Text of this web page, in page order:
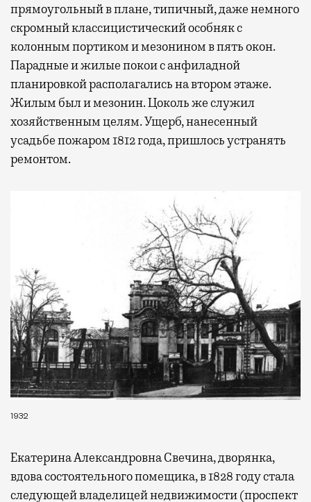
прямоугольный в плане, типичный, даже немного
скромный классицистический особняк с
колонным портиком и мезонином в пять окон.
Парадные и жилые покои с анфиладной
планировкой располагались на втором этаже.
Жилым был и мезонин. Цоколь же служил
хозяйственным целям. Ущерб, нанесенный
усадьбе пожаром 1812 года, пришлось устранять
ремонтом.
1932
Екатерина Александровна Свечина, дворянка,
вдова состоятельного помещика, в 1828 году стала
следующей владелицей недвижимости (проспект